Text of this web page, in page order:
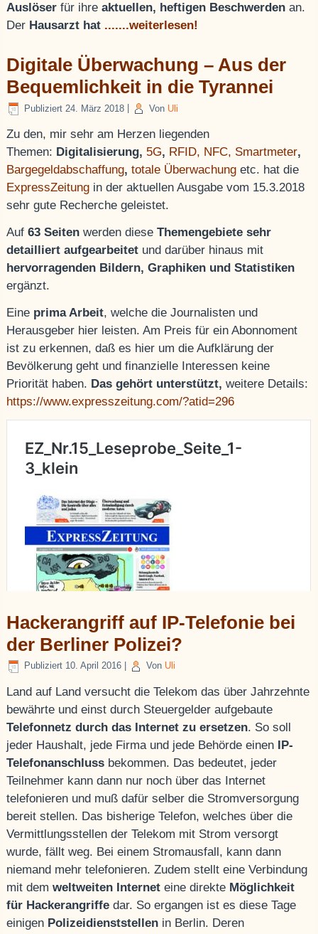
Auslöser für ihreaktuellen, heftigen Beschwerden an.
Der Hausarzt hat .......weiterlesen!
Digitale Überwachung – Aus der
Bequemlichkeit in die Tyrannei
Publiziert 24. März 2018 Von Uli
Zu den, mir sehr am Herzen liegenden
Themen: Digitalisierung, 5G, RFID, NFC, Smartmeter,
Bargegeldabschaffung,totale Überwachung etc. hat die
ExpressZeitung in der aktuellen Ausgabe vom 15.3.2018
sehr gute Recherche geleistet.
Auf 63 Seiten werden dieseThemengebiete sehr
detailliert aufgearbeitet und darüber hinaus mit
hervorragenden Bildern, Graphiken und Statistiken
ergänzt.
Eine prima Arbeit, welche die Journalisten und
Herausgeber hier leisten. Am Preis für ein Abonnoment
ist zu erkennen, daß es hier um die Aufklärung der
Bevölkerung geht und finanzielle Interessen keine
Priorität haben. Das gehört unterstützt,weitere Details:
https://www.expresszeitung.com/?atid=296
Hackerangriff auf IP-Telefonie bei
der Berliner Polizei?
Publiziert 10. April 2016 Von Uli
Land auf Land versucht die Telekom das über Jahrzehnte
bewährte und einst durch Steuergelder aufgebaute
Telefonnetz durch das Internet zu ersetzen. So soll
jeder Haushalt, jede Firma und jede Behörde einen IP-
Telefonanschluss bekommen. Das bedeutet, jeder
Teilnehmer kann dann nur noch über das Internet
telefonieren und muß dafür selber die Stromversorgung
bereit stellen. Das bisherige Telefon, welches über die
Vermittlungsstellen der Telekom mit Strom versorgt
wurde, fällt weg. Bei einem Stromausfall, kann dann
niemand mehr telefonieren. Zudem stellt eine Verbindung
mit demweltweiten Internet eine direkte Möglichkeit
für Hackerangriffe dar. So ergangen ist es diese Tage
einigen Polizeidienststellen in Berlin. Deren